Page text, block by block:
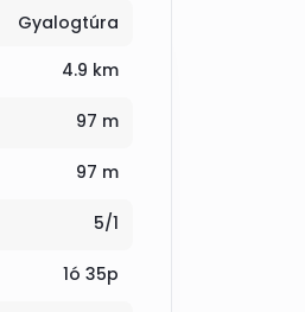
Gyalogtúra
4.9 km
97 m
97 m
5/1
1ó 35p